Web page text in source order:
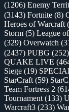
(1206) Enemy
(3143) Fortnite (8)
Heroes of Warcraft
Storm (5) League
(329) Overwatch
(2437) PUBG (252)
QUAKE LIVE
Siege (19)
StarCraft (59)
Team Fortress 2
Tournament (133)
Warcraft3 (233)